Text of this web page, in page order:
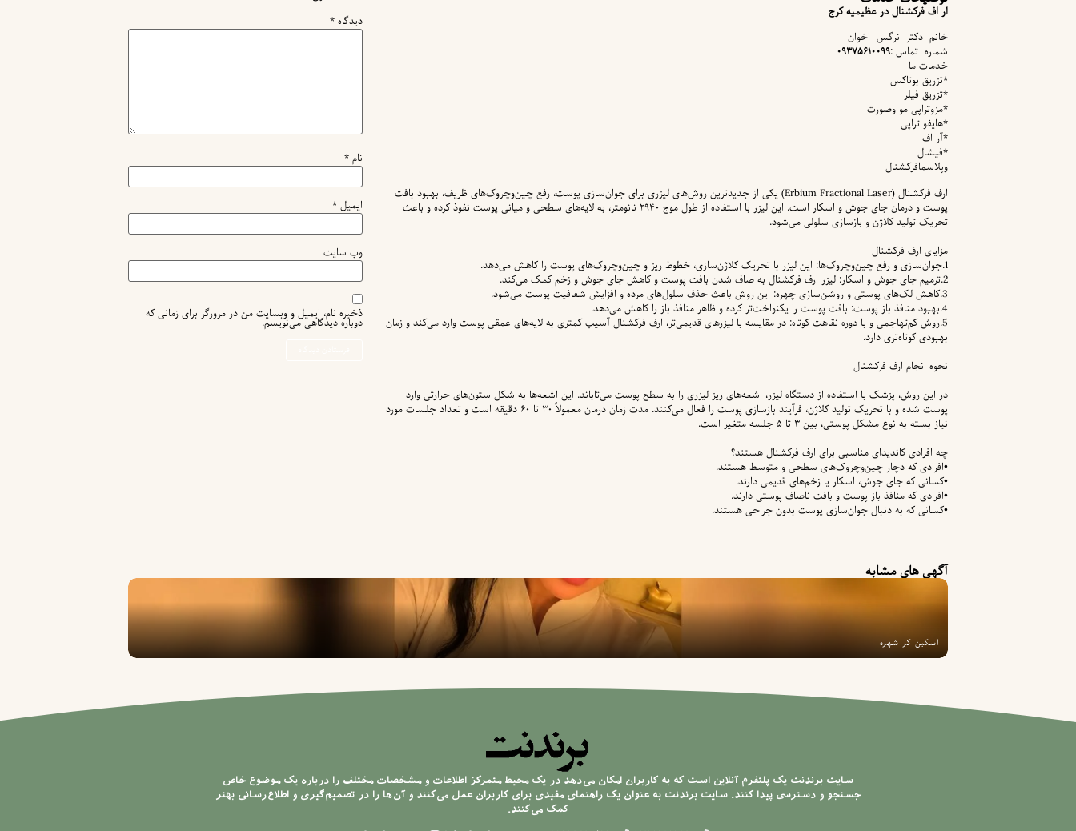
ار اف فرکشنال در عظیمیه کرج
خانم دکتر نرگس اخوان
شماره تماس :۰۹۳۷۵۶۱۰۰۹۹
خدمات ما
*تزریق بوتاکس
*تزریق فیلر
*مزوتراپی مو وصورت
*هایفو تراپی
*آر اف
*فیشال
وپلاسمافرکشنال
ارف فرکشنال (Erbium Fractional Laser) یکی از جدیدترین روش‌های لیزری برای جوان‌سازی پوست، رفع چین‌وچروک‌های ظریف، بهبود بافت
پوست و درمان جای جوش و اسکار است. این لیزر با استفاده از طول موج ۲۹۴۰ نانومتر، به لایه‌های سطحی و میانی پوست نفوذ کرده و باعث
تحریک تولید کلاژن و بازسازی سلولی می‌شود.
مزایای ارف فرکشنال
1.جوان‌سازی و رفع چین‌وچروک‌ها: این لیزر با تحریک کلاژن‌سازی، خطوط ریز و چین‌وچروک‌های پوست را کاهش می‌دهد.
2.ترمیم جای جوش و اسکار: لیزر ارف فرکشنال به صاف شدن بافت پوست و کاهش جای جوش و زخم کمک می‌کند.
3.کاهش لک‌های پوستی و روشن‌سازی چهره: این روش باعث حذف سلول‌های مرده و افزایش شفافیت پوست می‌شود.
4.بهبود منافذ باز پوست: بافت پوست را یکنواخت‌تر کرده و ظاهر منافذ باز را کاهش می‌دهد.
5.روش کم‌تهاجمی و با دوره نقاهت کوتاه: در مقایسه با لیزرهای قدیمی‌تر، ارف فرکشنال آسیب کمتری به لایه‌های عمقی پوست وارد می‌کند و زمان
بهبودی کوتاه‌تری دارد.
نحوه انجام ارف فرکشنال
در این روش، پزشک با استفاده از دستگاه لیزر، اشعه‌های ریز لیزری را به سطح پوست می‌تاباند. این اشعه‌ها به شکل ستون‌های حرارتی وارد
پوست شده و با تحریک تولید کلاژن، فرآیند بازسازی پوست را فعال می‌کنند. مدت زمان درمان معمولاً ۳۰ تا ۶۰ دقیقه است و تعداد جلسات مورد
نیاز بسته به نوع مشکل پوستی، بین ۳ تا ۵ جلسه متغیر است.
چه افرادی کاندیدای مناسبی برای ارف فرکشنال هستند؟
•افرادی که دچار چین‌وچروک‌های سطحی و متوسط هستند.
•کسانی که جای جوش، اسکار یا زخم‌های قدیمی دارند.
•افرادی که منافذ باز پوست و بافت ناصاف پوستی دارند.
•کسانی که به دنبال جوان‌سازی پوست بدون جراحی هستند.
دیدگاه*
نام*
ایمیل*
وب‌ سایت
ذخیره نام، ایمیل و وبسایت من در مرورگر برای زمانی که
دوباره دیدگاهی می‌نویسم.
آگهی های مشابه
اسکین کر شهره
سایت برندنت یک پلتفرم آنلاین است که به کاربران امکان می‌دهد در یک محیط متمرکز اطلاعات و مشخصات مختلف را درباره یک موضوع خاص
جستجو و دسترسی پیدا کنند. سایت برندنت به عنوان یک راهنمای مفیدی برای کاربران عمل می‌کنند و آن‌ها را در تصمیم‌گیری و اطلاع‌رسانی بهتر
کمک می‌کنند.